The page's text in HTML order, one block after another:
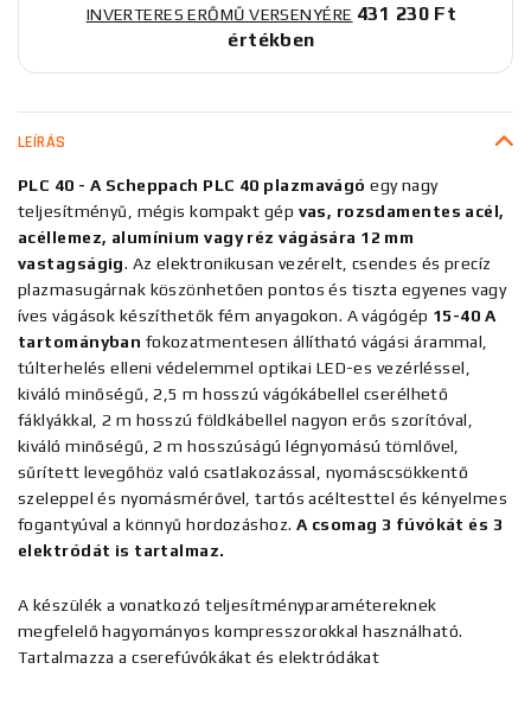
INVERTERES ERŐMŰ VERSENYÉRE 431 230 Ft
értékben
LEÍRÁS
PLC 40 - A Scheppach PLC 40 plazmavágó egy nagy
teljesítményű, mégis kompakt gép vas, rozsdamentes acél,
acéllemez, alumínium vagy réz vágására 12 mm
vastagságig. Az elektronikusan vezérelt, csendes és precíz
plazmasugárnak köszönhetően pontos és tiszta egyenes vagy
íves vágások készíthetők fém anyagokon. A vágógép 15-40 A
tartományban fokozatmentesen állítható vágási árammal,
túlterhelés elleni védelemmel optikai LED-es vezérléssel,
kiváló minőségű, 2,5 m hosszú vágókábellel cserélhető
fáklyákkal, 2 m hosszú földkábellel nagyon erős szorítóval,
kiváló minőségű, 2 m hosszúságú légnyomású tömlővel,
sűrített levegőhöz való csatlakozással, nyomáscsökkentő
szeleppel és nyomásmérővel, tartós acéltesttel és kényelmes
fogantyúval a könnyű hordozáshoz. A csomag 3 fúvókát és 3
elektródát is tartalmaz.
A készülék a vonatkozó teljesítményparamétereknek
megfelelő hagyományos kompresszorokkal használható.
Tartalmazza a cserefúvókákat és elektródákat